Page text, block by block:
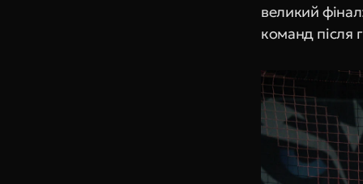
великий
команд після